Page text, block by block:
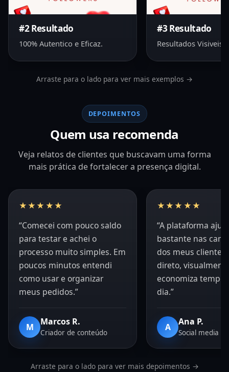
#2 Resultado
100% Autentico e Eficaz.
#3 Resultado
Resultados Visiveis
Arraste para o lado para ver mais exemplos →
DEPOIMENTOS
Quem usa recomenda
Veja relatos de clientes que buscavam uma forma
mais prática de fortalecer a presença digital.
★★★★★
“Comecei com pouco saldo
para testar e achei o
processo muito simples. Em
poucos minutos entendi
como usar e organizar
meus pedidos.”
M
Marcos R.
Criador de conteúdo
★★★★★
“A plataforma
bastante nas
dos meus
direto,
economiza tempo
dia.”
A
Ana P.
Social media
Arraste para o lado para ver mais depoimentos →